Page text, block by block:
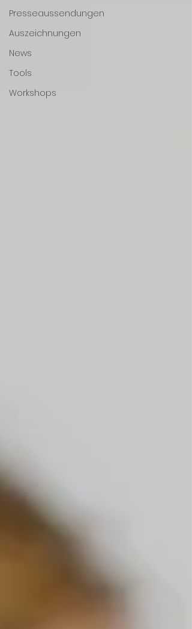
Presseaussendungen
Auszeichnungen
News
Tools
Workshops